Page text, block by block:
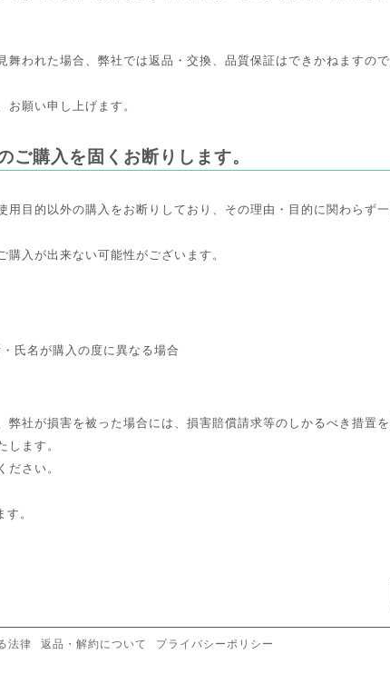
われた場合、弊社では返品・交換、品質保証はできかねますの
願い申し上げます。
ご購入を固くお断りします。
目的以外の購入をお断りしており、その理由・目的に関わらず
入が出来ない可能性がございます。
氏名が購入の度に異なる場合
社が損害を被った場合には、損害賠償請求等のしかるべき措置を
します。
さい。
。
法律 返品・解約について プライバシーポリシー